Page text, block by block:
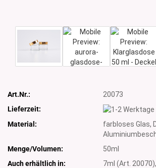
Art.Nr.:
20073
Lieferzeit:
Material:
farbloses Glas,
Menge/Volumen:
50ml
Auch erhältlich in:
7ml (Art.